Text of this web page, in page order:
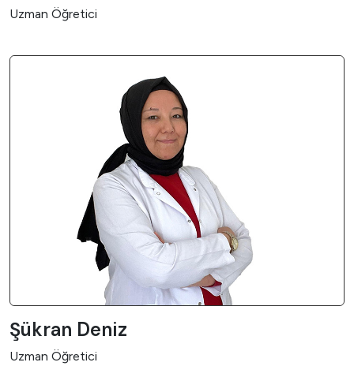
Uzman Öğretici
Şükran Deniz
Uzman Öğretici